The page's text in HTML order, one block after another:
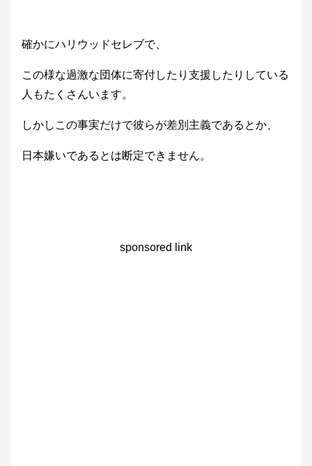
確かにハリウッドセレブで、
この様な過激な団体に寄付したり支援したりしている
人もたくさんいます。
しかしこの事実だけで彼らが差別主義であるとか、
日本嫌いであるとは断定できません。
sponsored link